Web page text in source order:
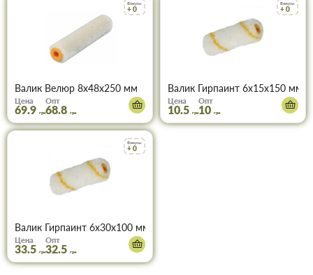
Бонусы
+ 0
Валик Велюр 8х48х250 мм
Цена
69.9 грн
Опт
68.8 грн
Бонусы
+ 0
Валик Гирпаинт 6х15х150 мм
Цена
10.5 грн
Опт
10 грн
Бонусы
+ 0
Валик Гирпаинт 6х30х100 мм Фаворит 02-100
Цена
33.5 грн
Опт
32.5 грн